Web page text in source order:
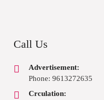
Call Us
Advertisement:
Phone: 9613272635
Crculation: